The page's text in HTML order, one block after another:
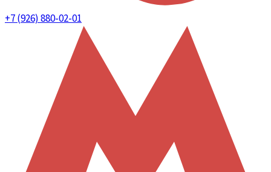
+7 (926) 880-02-01